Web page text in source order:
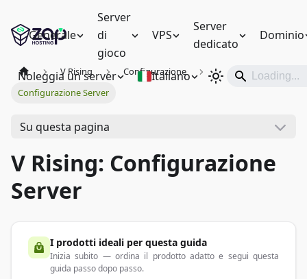
Generale
Server
di
gioco
VPS
Server
dedicato
Dominio
Noleggia un server Italiano
V Rising
Configurazione
Configurazione Server
Su questa pagina
V Rising: Configurazione
Server
I prodotti ideali per questa guida
Inizia subito — ordina il prodotto adatto e segui questa
guida passo dopo passo.